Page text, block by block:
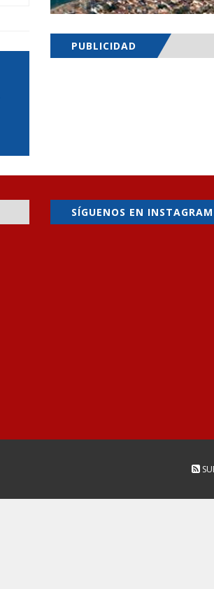
PUBLICIDAD
SÍGUENOS EN INSTAGRAM